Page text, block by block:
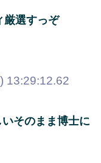
厳選すっぞ
13:29:12.62
そのまま博士に